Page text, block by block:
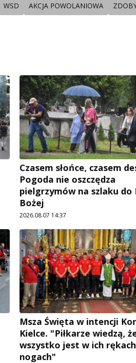
WSD AKCJA POWOLANIOWA
Czasem słońce, czasem
Pogoda nie oszczędza
pielgrzymów na szlaku do
Bożej
2026.08.07 14:37
Msza Święta w intencji
Kielce. "Piłkarze wiedzą,
wszystko jest w ich
nogach"